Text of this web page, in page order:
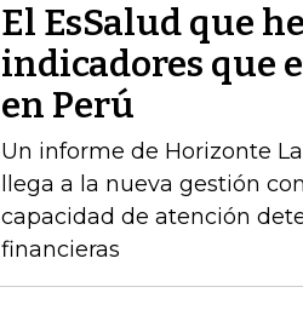
El EsSalud que
indicadores que
en Perú
Un informe de Horizonte
llega a la nueva gestión
capacidad de atención
financieras